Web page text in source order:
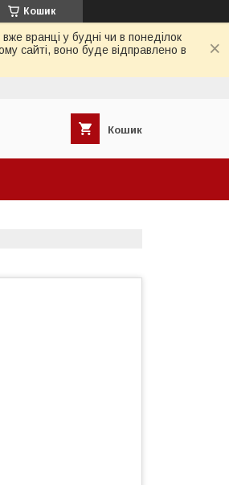
Кошик
вранці у будні чи в понеділок
сайті, воно буде відправлено в
Кошик